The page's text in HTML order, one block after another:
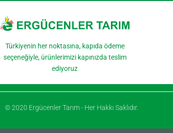
Türkiyenin her noktasına, kapıda ödeme
seçeneğiyle, ürünlerimizi kapınızda teslim
ediyoruz
© 2020 Ergücenler Tarım - Her Hakkı Saklıdır.